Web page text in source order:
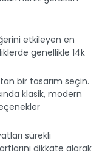
etkileyen en
genellikle 14k
bir tasarım seçin.
klasik, modern
sürekli
dikkate alarak